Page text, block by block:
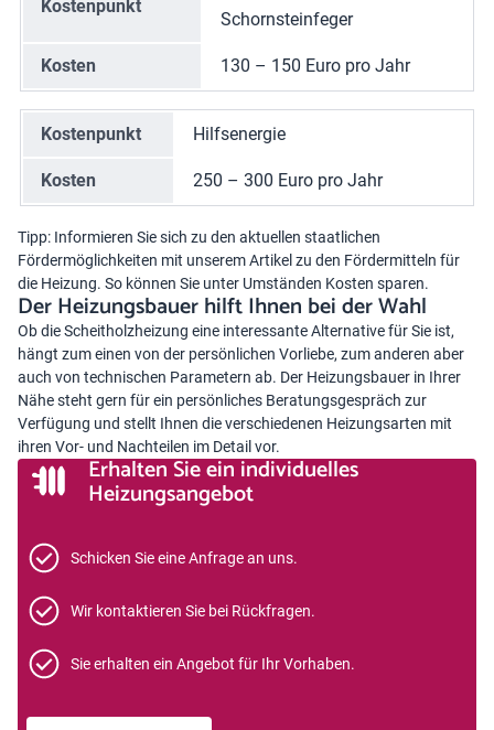
Kostenpunkt
Schornsteinfeger
Kosten 130 – 150 Euro pro Jahr
Kostenpunkt Hilfsenergie
Kosten 250 – 300 Euro pro Jahr
Tipp: Informieren Sie sich zu den aktuellen staatlichen
Fördermöglichkeiten mit unserem Artikel zu den Fördermitteln für
die Heizung. So können Sie unter Umständen Kosten sparen.
Der Heizungsbauer hilft Ihnen bei der Wahl
Ob die Scheitholzheizung eine interessante Alternative für Sie ist,
hängt zum einen von der persönlichen Vorliebe, zum anderen aber
auch von technischen Parametern ab. Der Heizungsbauer in Ihrer
Nähe steht gern für ein persönliches Beratungsgespräch zur
Verfügung und stellt Ihnen die verschiedenen Heizungsarten mit
ihren Vor- und Nachteilen im Detail vor.
Erhalten Sie ein individuelles
Heizungsangebot
Schicken Sie eine Anfrage an uns.
Wir kontaktieren Sie bei Rückfragen.
Sie erhalten ein Angebot für Ihr Vorhaben.